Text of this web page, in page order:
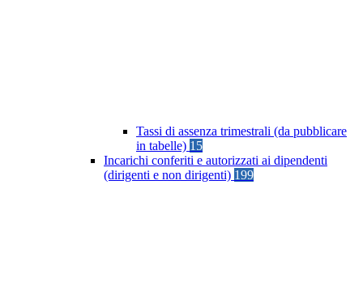
Tassi di assenza trimestrali (da pubblicare
in tabelle) 15
Incarichi conferiti e autorizzati ai dipendenti
(dirigenti e non dirigenti) 199